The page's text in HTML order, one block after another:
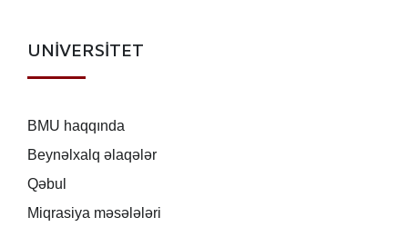
UNİVERSİTET
BMU haqqında
Beynəlxalq əlaqələr
Qəbul
Miqrasiya məsələləri